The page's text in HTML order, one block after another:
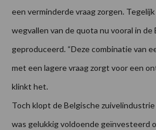
een verminderde vraag zorgen.
wegvallen van de quota nu vooral in de
geproduceerd. “Deze combinatie van
met een lagere vraag zorgt voor een
klinkt het.
Toch klopt de Belgische
was gelukkig voldoende geïnvesteerd